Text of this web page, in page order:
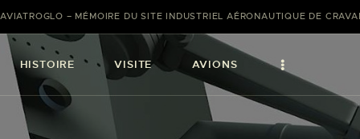
AVIATROGLO – MÉMOIRE DU SITE INDUSTRIEL AÉRONAUTIQUE DE
HISTOIRE VISITE AVIONS